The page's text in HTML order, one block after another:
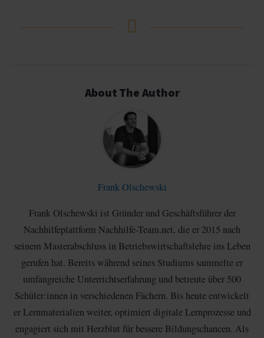
About The Author
Frank Olschewski
Frank Olschewski ist Gründer und Geschäftsführer der
Nachhilfeplattform Nachhilfe-Team.net, die er 2015 nach
seinem Masterabschluss in Betriebswirtschaftslehre ins Leben
gerufen hat. Bereits während seines Studiums sammelte er
umfangreiche Unterrichtserfahrung und betreute über 500
Schüler:innen in verschiedenen Fächern. Bis heute entwickelt
er Lernmaterialien weiter, optimiert digitale Lernprozesse und
engagiert sich mit Herzblut für bessere Bildungschancen. Als